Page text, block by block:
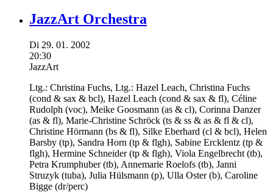
JazzArt Orchestra
Di 29. 01. 2002
20:30
JazzArt
Ltg.: Christina Fuchs, Ltg.: Hazel Leach, Christina Fuchs
(cond & sax & bcl), Hazel Leach (cond & sax & fl), Céline
Rudolph (voc), Meike Goosmann (as & cl), Corinna Danzer
(as & fl), Marie-Christine Schröck (ts & ss & as & fl & cl),
Christine Hörmann (bs & fl), Silke Eberhard (cl & bcl), Helen
Barsby (tp), Sandra Horn (tp & flgh), Sabine Ercklentz (tp &
flgh), Hermine Schneider(tp & flgh), Viola Engelbrecht (tb),
Petra Krumphuber(tb), Annemarie Roelofs (tb), Janni
Struzyk (tuba), Julia Hülsmann (p), Ulla Oster(b), Caroline
Bigge (dr/perc)